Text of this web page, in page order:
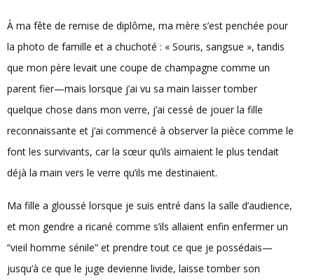
À ma fête de remise de diplôme, ma mère s’est penchée pour
la photo de famille et a chuchoté : « Souris, sangsue », tandis
que mon père levait une coupe de champagne comme un
parent fier—mais lorsque j’ai vu sa main laisser tomber
quelque chose dans mon verre, j’ai cessé de jouer la fille
reconnaissante et j’ai commencé à observer la pièce comme le
font les survivants, car la sœur qu’ils aimaient le plus tendait
déjà la main vers le verre qu’ils me destinaient.
Ma fille a gloussé lorsque je suis entré dans la salle d’audience,
et mon gendre a ricané comme s’ils allaient enfin enfermer un
“vieil homme sénile” et prendre tout ce que je possédais—
jusqu’à ce que le juge devienne livide, laisse tomber son